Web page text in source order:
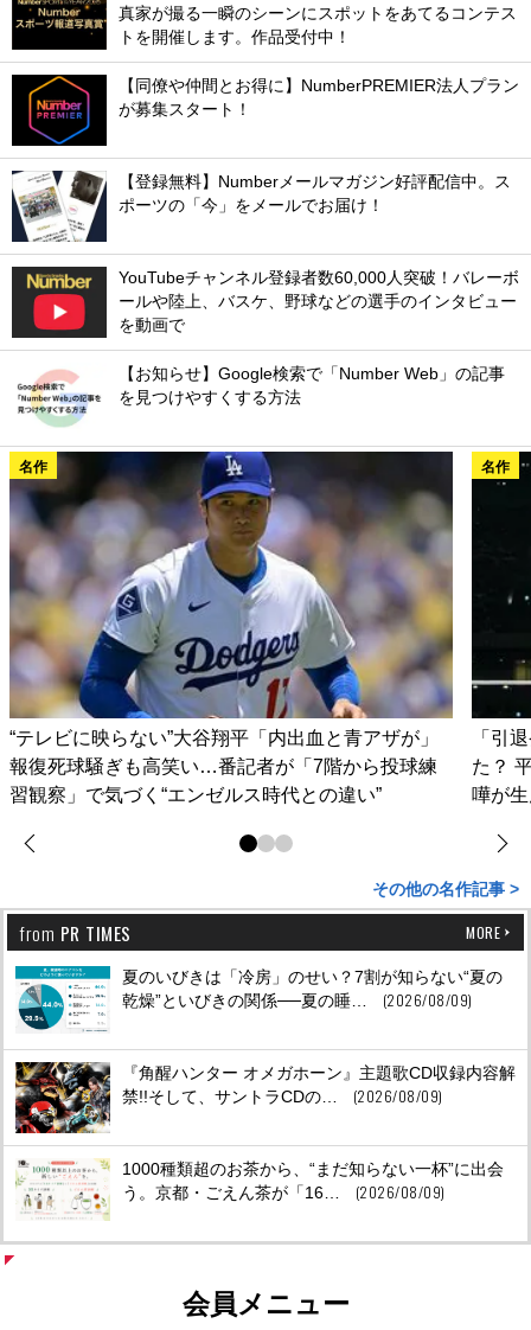
真家が撮る一瞬のシーンにスポットをあてるコンテス
トを開催します。作品受付中！
【同僚や仲間とお得に】NumberPREMIER法人プラン
が募集スタート！
【登録無料】Numberメールマガジン好評配信中。ス
ポーツの「今」をメールでお届け！
YouTubeチャンネル登録者数60,000人突破！バレーボ
ールや陸上、バスケ、野球などの選手のインタビュー
を動画で
【お知らせ】Google検索で「Number Web」の記事
を見つけやすくする方法
名作
“テレビに映らない”大谷翔平「内出血と青アザが」
報復死球騒ぎも高笑い…番記者が「7階から投球練
習観察」で気づく“エンゼルス時代との違い”
名作
「引
た？
嘩が
その他の名作記事 >
from PR TIMES MORE
夏のいびきは「冷房」のせい？7割が知らない“夏の
乾燥”といびきの関係──夏の睡…
(2026/08/09)
『角醒ハンター オメガホーン』主題歌CD収録内容解
禁!!そして、サントラCDの…
(2026/08/09)
1000種類超のお茶から、“まだ知らない一杯”に出会
う。京都・ごえん茶が「16…
(2026/08/09)
会員メニュー